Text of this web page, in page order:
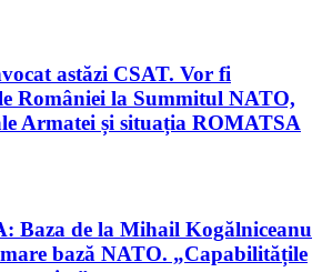
astăzi CSAT. Vor fi
României la Summitul NATO,
Armatei și situația ROMATSA
Baza de la Mihail Kogălniceanu
bază NATO. „Capabilitățile